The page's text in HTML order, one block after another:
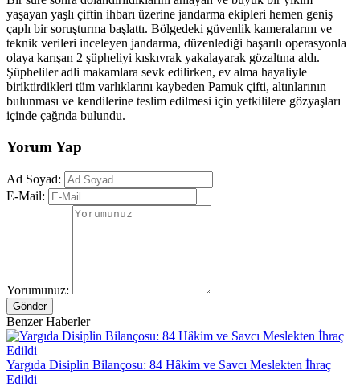
yaşayan yaşlı çiftin ihbarı üzerine jandarma ekipleri hemen geniş
çaplı bir soruşturma başlattı. Bölgedeki güvenlik kameralarını ve
teknik verileri inceleyen jandarma, düzenlediği başarılı operasyonla
olaya karışan 2 şüpheliyi kıskıvrak yakalayarak gözaltına aldı.
Şüpheliler adli makamlara sevk edilirken, ev alma hayaliyle
biriktirdikleri tüm varlıklarını kaybeden Pamuk çifti, altınlarının
bulunması ve kendilerine teslim edilmesi için yetkililere gözyaşları
içinde çağrıda bulundu.
Yorum Yap
Ad Soyad:
E-Mail:
Yorumunuz:
Gönder
Benzer Haberler
Yargıda Disiplin Bilançosu: 84 Hâkim ve Savcı Meslekten İhraç
Edildi